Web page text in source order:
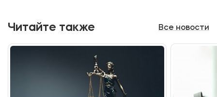
Читайте также Все новости